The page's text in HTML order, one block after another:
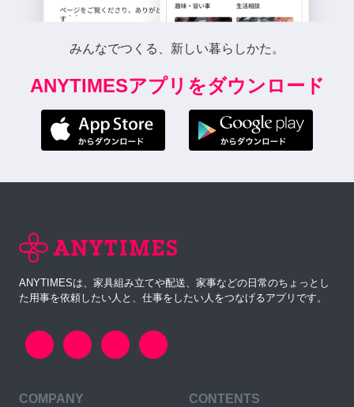
みんなでつくる、新しい暮らしかた。
ANYTIMESアプリをダウンロード
ANYTIMESは、家具組み立てや配送、家事などの日常のちょっとし
た用事を依頼したい人と、仕事をしたい人をつなげるアプリです。
COMPANY CONTENTS